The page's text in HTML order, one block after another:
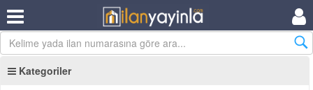
Kategoriler